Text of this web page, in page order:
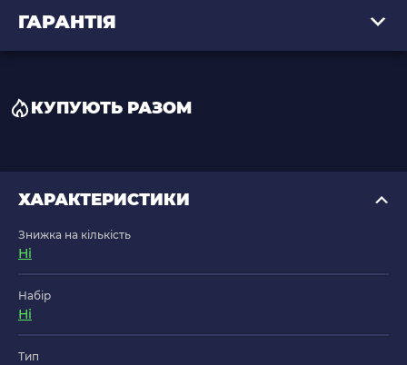
ГАРАНТІЯ
КУПУЮТЬ РАЗОМ
ХАРАКТЕРИСТИКИ
Знижка на кількість
Ні
Набір
Ні
Тип